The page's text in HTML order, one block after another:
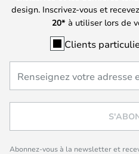
design. Inscrivez-vous et
20* à utiliser lors de
Clients
Abonnez-vous à la newsletter et